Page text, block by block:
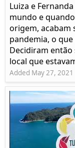
Luiza e
mundo e
origem, acabam
pandemia, o
Decidiram
local que
Added May 27, 2021